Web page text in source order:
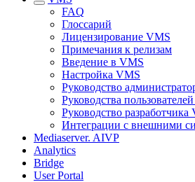
FAQ
Глоссарий
Лицензирование VMS
Примечания к релизам
Введение в VMS
Настройка VMS
Руководство
Руководства
Руководство разработчика
Интеграции с внешними
Mediaserver. AIVP
Analytics
Bridge
User Portal